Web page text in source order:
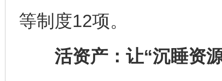
等制度12项。
活资产：让“沉睡资源